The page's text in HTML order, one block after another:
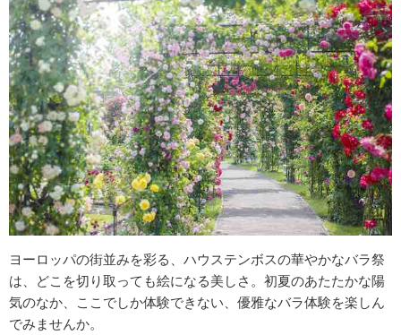
ヨーロッパの街並みを彩る、ハウステンボスの華やかなバラ祭
は、どこを切り取っても絵になる美しさ。初夏のあたたかな陽
気のなか、ここでしか体験できない、優雅なバラ体験を楽しん
でみませんか。